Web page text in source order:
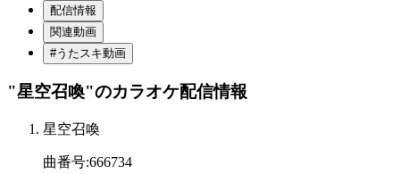
配信情報
関連動画
#うたスキ動画
"星空召喚"のカラオケ配信情報
星空召喚
曲番号:666734